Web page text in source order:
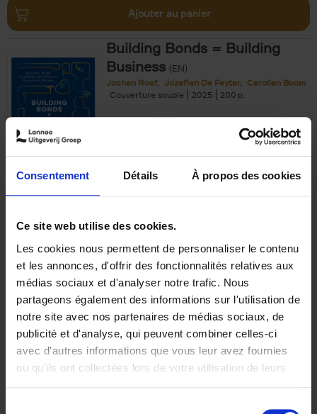
Consentement Détails À propos des cookies
Ce site web utilise des cookies.
Les cookies nous permettent de personnaliser le contenu
et les annonces, d'offrir des fonctionnalités relatives aux
médias sociaux et d'analyser notre trafic. Nous
partageons également des informations sur l'utilisation de
notre site avec nos partenaires de médias sociaux, de
publicité et d'analyse, qui peuvent combiner celles-ci
avec d'autres informations que vous leur avez fournies
ou qu'ils ont collectées lors de votre utilisation de leurs
Ajouter au panier
Building Bonds = Building
Business (EN)
Jochen Roef Jozefien De Feyter
Carolien Boom
Couverture souple
2025 200
€29,99
Optichannel Retail. Beyond
the Digital Hysteria
Gino Van Ossel
Autre finition
2019 350
€29,99